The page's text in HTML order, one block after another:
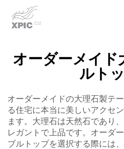
オーダーメイド
ルト
オーダーメイドの大理石製テ
る住宅に本当に美しいアクセ
ます。大理石は天然石であり
レガントで上品です。オーダ
ブルトップを選択する際には